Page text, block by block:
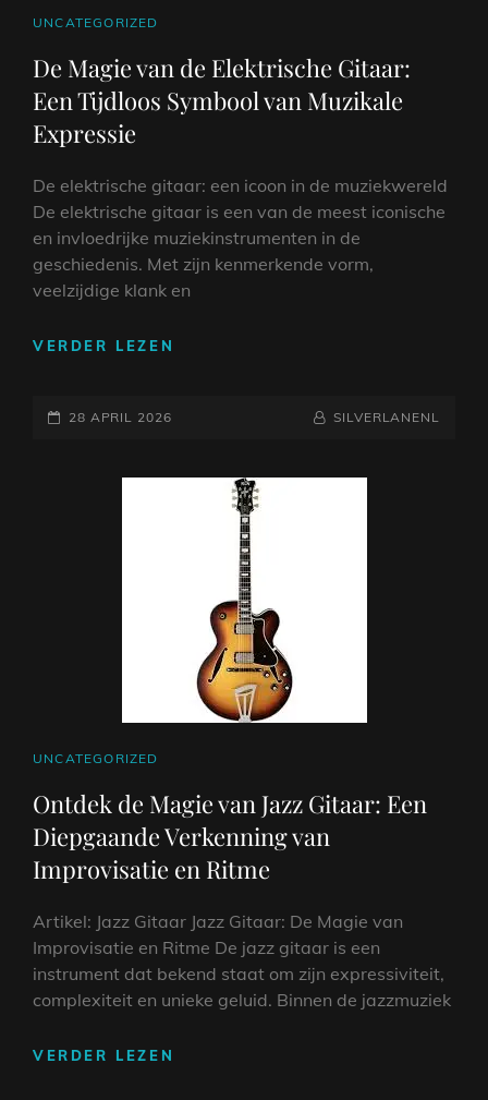
CAT
UNCATEGORIZED
De Magie van de Elektrische Gitaar:
Een Tijdloos Symbool van Muzikale
Expressie
De elektrische gitaar: een icoon in de muziekwereld
De elektrische gitaar is een van de meest iconische
en invloedrijke muziekinstrumenten in de
geschiedenis. Met zijn kenmerkende vorm,
veelzijdige klank en
VERDER LEZEN
TIJDLOOS
SYMBOOL
MUZIKALE
EXPRESSIE
GEPLAATST
28 APRIL 2026 NAAMREGEL
BYLINE
SILVERLANENL
CAT
UNCATEGORIZED
Ontdek de Magie van Jazz Gitaar: Een
Diepgaande Verkenning van
Improvisatie en Ritme
Artikel: Jazz Gitaar Jazz Gitaar: De Magie van
Improvisatie en Ritme De jazz gitaar is een
instrument dat bekend staat om zijn expressiviteit,
complexiteit en unieke geluid. Binnen de jazzmuziek
VERDER LEZEN